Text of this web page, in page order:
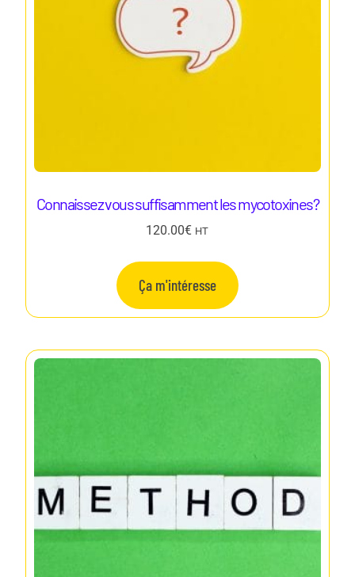
Connaissez vous suffisamment les mycotoxines?
120.00€ HT
Ça m'intéresse